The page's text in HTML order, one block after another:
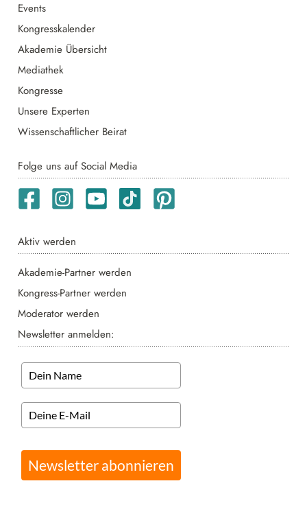
Events
Kongresskalender
Akademie Übersicht
Mediathek
Kongresse
Unsere Experten
Wissenschaftlicher Beirat
Folge uns auf Social Media
Aktiv werden
Akademie-Partner werden
Kongress-Partner werden
Moderator werden
Newsletter anmelden:
Newsletter abonnieren